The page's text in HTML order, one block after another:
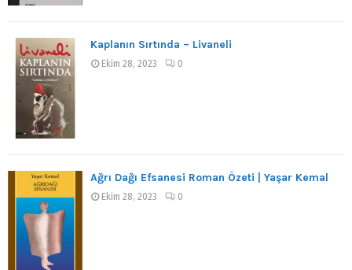
Kaplanın Sırtında – Livaneli
Ekim 28, 2023 0
Ağrı Dağı Efsanesi Roman Özeti | Yaşar Kemal
Ekim 28, 2023 0